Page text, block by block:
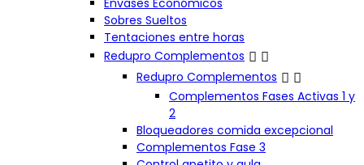
Envases Económicos
Sobres Sueltos
Tentaciones entre horas
Redupro Complementos  
Redupro Complementos  
Complementos Fases Activas 1 y
2
Bloqueadores comida excepcional
Complementos Fase 3